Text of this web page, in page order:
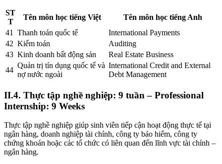
ST
T
Tên môn học tiếng Việt
Tên môn học tiếng Anh
41
Thanh toán quốc tế
International Payments
42 Kiểm toán
Auditing
43 Kinh doanh bất động sản
Real Estate Business
44
Quản trị tín dụng quốc tế và
nợ nước ngoài
International Credit and External
Debt Management
II.4. Thực tập nghề nghiệp: 9 tuần – Professional
Internship: 9 Weeks
Thực tập nghề nghiệp giúp sinh viên tiếp cận hoạt động thực tế tại
ngân hàng, doanh nghiệp tài chính, công ty bảo hiểm, công ty
chứng khoán hoặc các tổ chức có liên quan đến lĩnh vực tài chính –
ngân hàng.